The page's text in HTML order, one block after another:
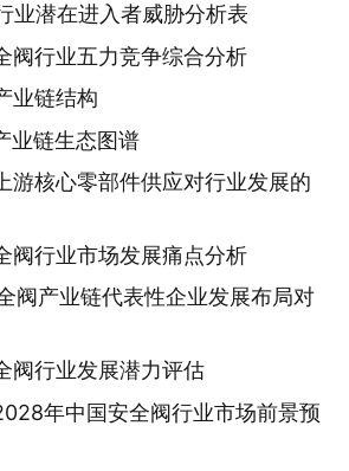
业潜在进入者威胁分析表
阀行业五力竞争综合分析
业链结构
业链生态图谱
游核心零部件供应对行业发展的
阀行业市场发展痛点分析
阀产业链代表性企业发展布局对
阀行业发展潜力评估
年中国安全阀行业市场前景预